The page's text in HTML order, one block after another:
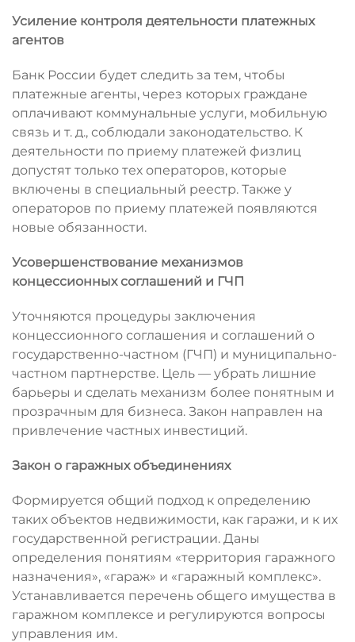
Усиление контроля деятельности платежных
агентов
Банк России будет следить за тем, чтобы
платежные агенты, через которых граждане
оплачивают коммунальные услуги, мобильную
связь и т. д., соблюдали законодательство. К
деятельности по приему платежей физлиц
допустят только тех операторов, которые
включены в специальный реестр. Также у
операторов по приему платежей появляются
новые обязанности.
Усовершенствование механизмов
концессионных соглашений и ГЧП
Уточняются процедуры заключения
концессионного соглашения и соглашений о
государственно-частном (ГЧП) и муниципально-
частном партнерстве. Цель — убрать лишние
барьеры и сделать механизм более понятным и
прозрачным для бизнеса. Закон направлен на
привлечение частных инвестиций.
Закон о гаражных объединениях
Формируется общий подход к определению
таких объектов недвижимости, как гаражи, и к их
государственной регистрации. Даны
определения понятиям «территория гаражного
назначения», «гараж» и «гаражный комплекс».
Устанавливается перечень общего имущества в
гаражном комплексе и регулируются вопросы
управления им.